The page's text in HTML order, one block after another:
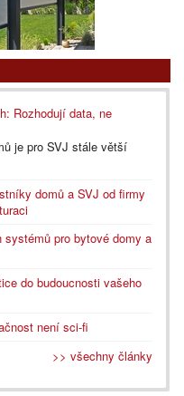
Rozhodují data, ne
je pro SVJ stále větší
domů a SVJ od firmy
pro bytové domy a
do budoucnosti vašeho
není sci-fi
>> všechny články